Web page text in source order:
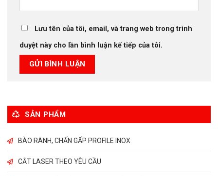
Lưu tên của tôi, email, và trang web trong trình
duyệt này cho lần bình luận kế tiếp của tôi.
SẢN PHẨM
BÀO RÃNH, CHẤN GẤP PROFILE INOX
CẮT LASER THEO YÊU CẦU